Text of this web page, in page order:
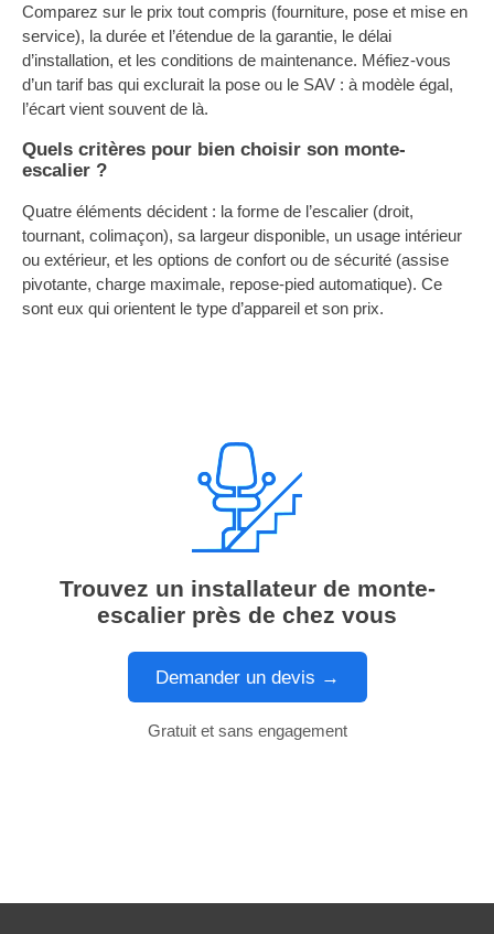
Comparez sur le prix tout compris (fourniture, pose et mise en
service), la durée et l’étendue de la garantie, le délai
d’installation, et les conditions de maintenance. Méfiez-vous
d’un tarif bas qui exclurait la pose ou le SAV : à modèle égal,
l’écart vient souvent de là.
Quels critères pour bien choisir son monte-
escalier ?
Quatre éléments décident : la forme de l’escalier (droit,
tournant, colimaçon), sa largeur disponible, un usage intérieur
ou extérieur, et les options de confort ou de sécurité (assise
pivotante, charge maximale, repose-pied automatique). Ce
sont eux qui orientent le type d’appareil et son prix.
Trouvez un installateur de monte-
escalier près de chez vous
Demander un devis →
Gratuit et sans engagement